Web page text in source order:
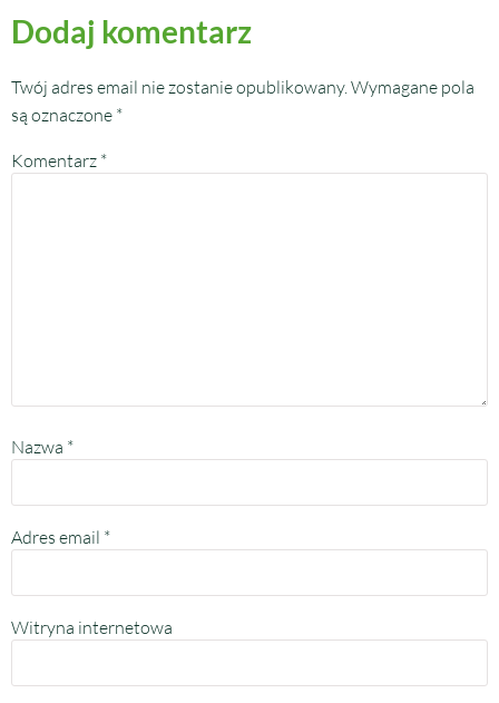
Dodaj komentarz
Twój adres email nie zostanie opublikowany. Wymagane pola
są oznaczone *
Komentarz *
Nazwa *
Adres email *
Witryna internetowa